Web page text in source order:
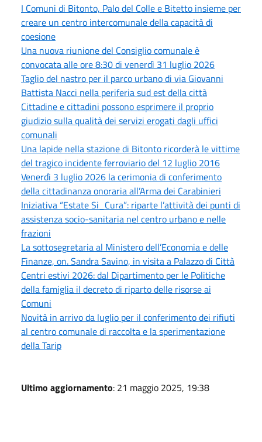
I Comuni di Bitonto, Palo del Colle e Bitetto insieme per
creare un centro intercomunale della capacità di
coesione
Una nuova riunione del Consiglio comunale è
convocata alle ore 8:30 di venerdì 31 luglio 2026
Taglio del nastro per il parco urbano di via Giovanni
Battista Nacci nella periferia sud est della città
Cittadine e cittadini possono esprimere il proprio
giudizio sulla qualità dei servizi erogati dagli uffici
comunali
Una lapide nella stazione di Bitonto ricorderà le vittime
del tragico incidente ferroviario del 12 luglio 2016
Venerdì 3 luglio 2026 la cerimonia di conferimento
della cittadinanza onoraria all’Arma dei Carabinieri
Iniziativa “Estate Si_Cura”: riparte l’attività dei punti di
assistenza socio-sanitaria nel centro urbano e nelle
frazioni
La sottosegretaria al Ministero dell’Economia e delle
Finanze, on. Sandra Savino, in visita a Palazzo di Città
Centri estivi 2026: dal Dipartimento per le Politiche
della famiglia il decreto di riparto delle risorse ai
Comuni
Novità in arrivo da luglio per il conferimento dei rifiuti
al centro comunale di raccolta e la sperimentazione
della Tarip
Ultimo aggiornamento: 21 maggio 2025, 19:38